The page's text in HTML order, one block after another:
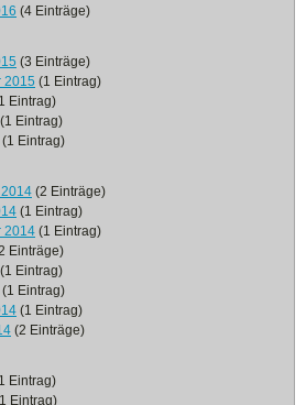
(4 Einträge)
(3 Einträge)
2015 (1 Eintrag)
Eintrag)
(1 Eintrag)
(1 Eintrag)
(2 Einträge)
(1 Eintrag)
2014 (1 Eintrag)
Einträge)
(1 Eintrag)
(1 Eintrag)
(1 Eintrag)
(2 Einträge)
Eintrag)
Eintrag)